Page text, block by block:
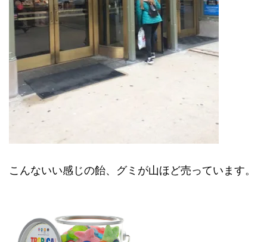
こんないい感じの飴、グミが山ほど売っています。